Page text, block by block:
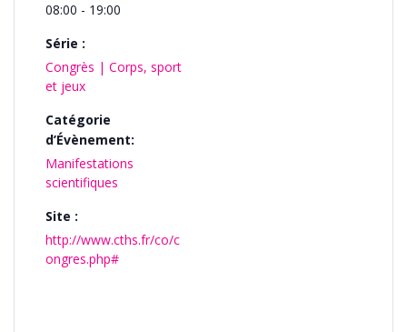
08:00 - 19:00
Série :
Congrès | Corps, sport
et jeux
Catégorie
d’Évènement:
Manifestations
scientifiques
Site :
http://www.cths.fr/co/c
ongres.php#